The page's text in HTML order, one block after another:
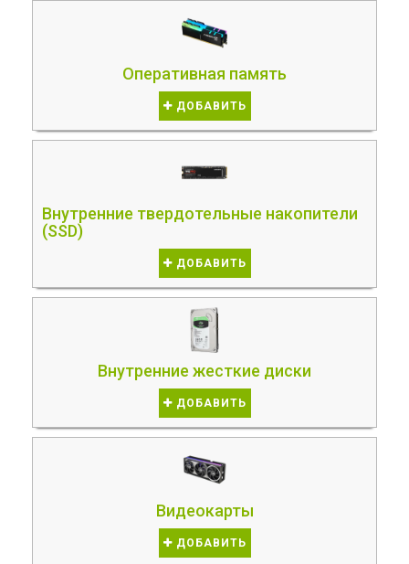
Оперативная память
ДОБАВИТЬ
Внутренние твердотельные накопители
(SSD)
ДОБАВИТЬ
Внутренние жесткие диски
ДОБАВИТЬ
Видеокарты
ДОБАВИТЬ